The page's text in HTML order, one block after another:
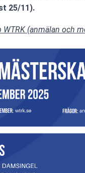
25/11).
(anmälan och